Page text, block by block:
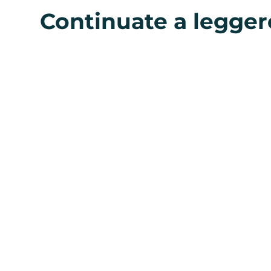
Continuate a